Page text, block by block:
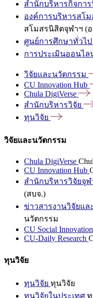
สำนักบริหารกิจกา
องค์การบริหารสโ
สโมสรนิสิตจุฬาฯ (
ศูนย์การศึกษาทั่วไป
การประเมินออนไล
วิจัยและนวัตกรรม
CU Innovation Hub
Chula DigiVerse
สำนักบริหารวิจัย
ทุนวิจัย
วิจัยและนวัตกรรม
Chula DigiVerse
CU Innovation Hub
สำนักบริหารวิจัยจุฬ
(สบจ.)
ข่าวสารงานวิจัยแล
นวัตกรรม
CU Social
CU-Daily Research
ทุนวิจัย
ทุนวิจัย ทุนวิจัย
ทุนวิจัยในประเทศ